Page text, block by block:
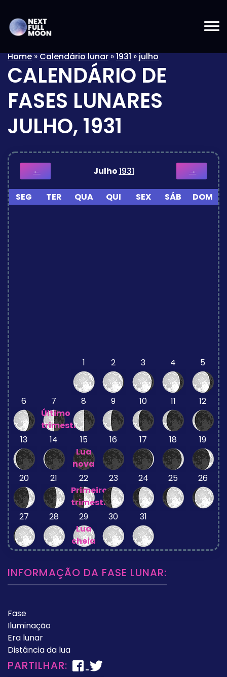
Home»Calendário lunar»1931»julho
CALENDÁRIO DE
FASES LUNARES
JULHO, 1931
← Julho1931 →
SEG TER QUA QUI SEX SÁB DOM
1 2 3 4 5
6
7
Último
trimestre
8 9 10 11 12
13 14
15
Lua
nova
16 17 18 19
20 21
22
Primeiro
trimestre
23 24 25 26
27 28
29
Lua
cheia
30 31
INFORMAÇÃO DA FASE LUNAR:
Fase
Iluminação
Era lunar
Distância da lua
PARTILHAR: